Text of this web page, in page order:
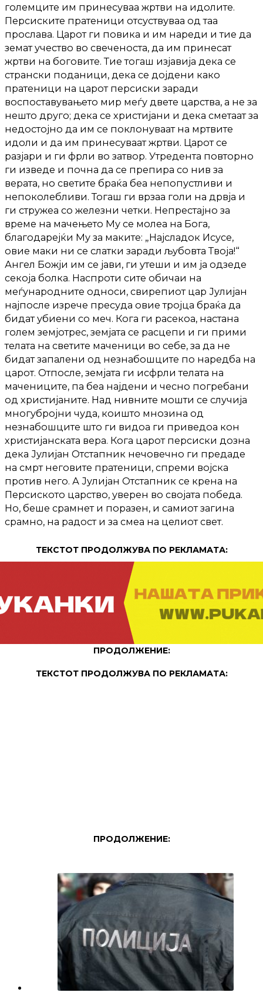
големците им принесуваа жртви на идолите.
Персиските пратеници отсуствуваа од таа
прослава. Царот ги повика и им нареди и тие да
земат учество во свеченоста, да им принесат
жртви на боговите. Тие тогаш изјавија дека се
странски поданици, дека се дојдени како
пратеници на царот персиски заради
воспоставувањето мир меѓу двете царства, а не за
нешто друго; дека се христијани и дека сметаат за
недостојно да им се поклонуваат на мртвите
идоли и да им принесуваат жртви. Царот се
разјари и ги фрли во затвор. Утредента повторно
ги изведе и почна да се препира со нив за
верата, но светите браќа беа непопустливи и
непоколебливи. Тогаш ги врзаа голи на дрвја и
ги стружеа со железни четки. Непрестајно за
време на мачењето Му се молеа на Бога,
благодарејќи Му за маките: „Најсладок Исусе,
овие маки ни се слатки заради љубовта Твоја!“
Ангел Божји им се јави, ги утеши и им ја одзеде
секоја болка. Наспроти сите обичаи на
меѓународните односи, свирепиот цар Јулијан
најпосле изрече пресуда овие тројца браќа да
бидат убиени со меч. Кога ги расекоа, настана
голем земјотрес, земјата се расцепи и ги прими
телата на светите маченици во себе, за да не
бидат запалени од незнабошците по наредба на
царот. Отпосле, земјата ги исфрли телата на
мачениците, па беа најдени и чесно погребани
од христијаните. Над нивните мошти се случија
многубројни чуда, коишто мнозина од
незнабошците што ги видоа ги приведоа кон
христијанската вера. Кога царот персиски дозна
дека Јулијан Отстапник нечовечно ги предаде
на смрт неговите пратеници, спреми војска
против него. А Јулијан Отстапник се крена на
Персиското царство, уверен во својата победа.
Но, беше срамнет и поразен, и самиот загина
срамно, на радост и за смеа на целиот свет.
ТЕКСТОТ ПРОДОЛЖУВА ПО РЕКЛАМАТА:
ПРОДОЛЖЕНИЕ:
ТЕКСТОТ ПРОДОЛЖУВА ПО РЕКЛАМАТА:
ПРОДОЛЖЕНИЕ: